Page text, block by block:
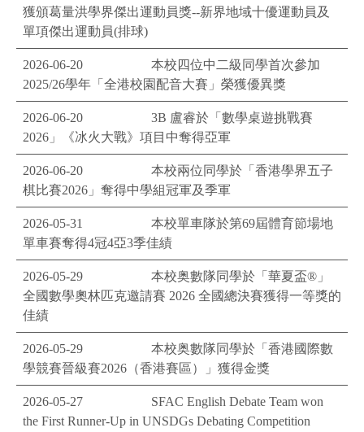
獲頒葛量洪學界傑出運動員獎--新界地域十優運動員及
單項傑出運動員(排球)
2026-06-20
本校四位中二級同學首次參加
2025/26學年「全港校園配音大賽」榮獲優異獎
2026-06-20
3B 盧睿於「數學桌遊挑戰賽
2026」《冰火大戰》項目中奪得亞軍
2026-06-20
本校兩位同學於「香港學界五子
棋比賽2026」奪得中學組冠軍及季軍
2026-05-31
本校單車隊於第69屆體育節場地
單車賽奪得4冠4亞3季佳績
2026-05-29
本校奥數隊同學於「華夏盃®」
全國數學奧林匹克邀請賽 2026 全國總決賽獲得一等獎的
佳績
2026-05-29
本校奥數隊同學於「香港國際數
學競賽晉級賽2026（香港賽區）」獲得金獎
2026-05-27
SFAC English Debate Team won
the First Runner-Up in UNSDGs Debating Competition